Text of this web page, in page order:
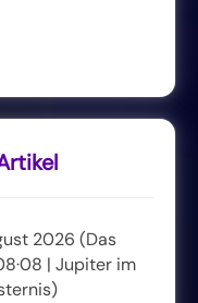
2026 (Das
| Jupiter im